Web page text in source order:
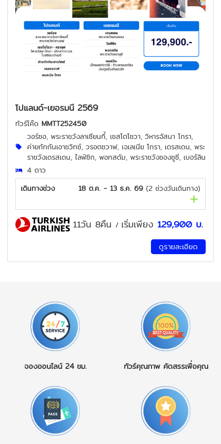
โปแลนด์-เยอรมนี 2569
ทัวร์โค๊ด MMTT252450
วอร์ซอ, พระราชวังลาเซียนกี้, เซสโตโซวา, วิหารจัสนา โกรา,
ค่ายกักกันเอาชวิทซ์, วรอตซวาฟ, เจเลเนีย โกรา, เดรสเดน, พระ
ราชวังเดรสเดน, ไลฟ์ซิก, พอทสดัม, พระราชวังซองซูซี, เบอร์ลิน
4 ดาว
เดินทางช่วง
18 ต.ค. - 13 ธ.ค. 69 (2 ช่วงวันเดินทาง)
11วัน 8คืน / เริ่มเพียง 129,900 บ.
ดูรายละเอียด
จองออนไลน์ 24 ชม. ทัวร์คุณภาพ คัดสรรเพื่อคุณ